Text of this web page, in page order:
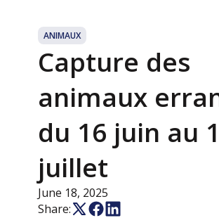
ANIMAUX
Capture des
animaux
du 16 juin au
juillet
June 18, 2025
Share: